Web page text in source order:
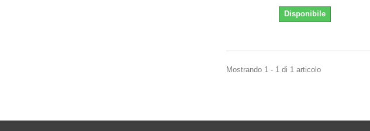
Disponibile
Mostrando 1 - 1 di 1 articolo